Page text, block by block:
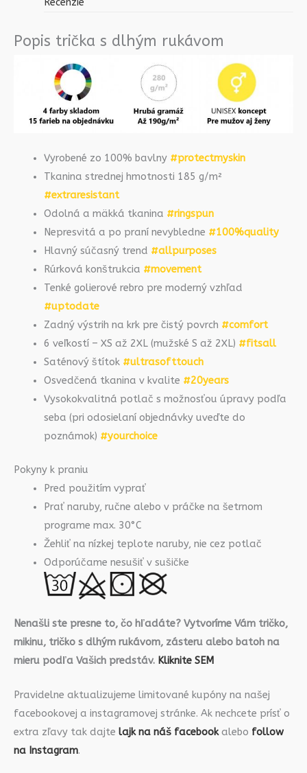
Recenzie
Popis trička s dlhým rukávom
Vyrobené zo 100% bavlny #protectmyskin
Tkanina strednej hmotnosti 185 g/m²
#extraresistant
Odolná a mäkká tkanina #ringspun
Nepresvitá a po praní nevybledne #100%quality
Hlavný súčasný trend #allpurposes
Rúrková konštrukcia #movement
Tenké golierové rebro pre moderný vzhľad
#uptodate
Zadný výstrih na krk pre čistý povrch #comfort
6 veľkostí – XS až 2XL (mužské S až 2XL) #fitsall
Saténový štítok #ultrasofttouch
Osvedčená tkanina v kvalite #20years
Vysokokvalitná potlač s možnosťou úpravy podľa
seba (pri odosielaní objednávky uveďte do
poznámok) #yourchoice
Pokyny k praniu
Pred použitím vyprať
Prať naruby, ručne alebo v práčke na šetrnom
programe max. 30°C
Žehliť na nízkej teplote naruby, nie cez potlač
Odporúčame nesušiť v sušičke
Nenašli ste presne to, čo hľadáte? Vytvoríme Vám tričko,
mikinu, tričko s dlhým rukávom, zásteru alebo batoh na
mieru podľa Vašich predstáv. Kliknite SEM
Pravidelne aktualizujeme limitované kupóny na našej
facebookovej a instagramovej stránke. Ak nechcete prísť o
extra zľavy tak dajte lajk na náš facebookalebo follow
na Instagram.